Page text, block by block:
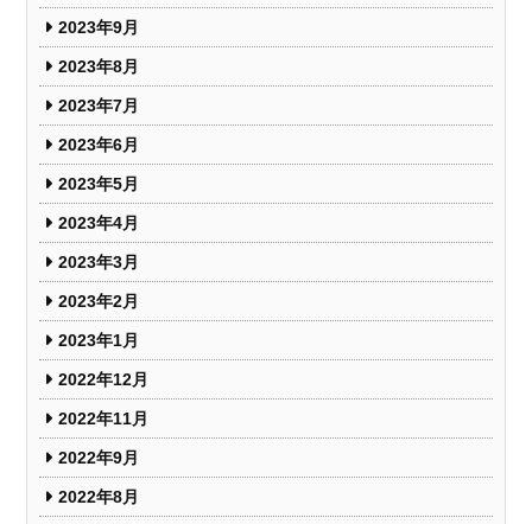
2023年9月
2023年8月
2023年7月
2023年6月
2023年5月
2023年4月
2023年3月
2023年2月
2023年1月
2022年12月
2022年11月
2022年9月
2022年8月